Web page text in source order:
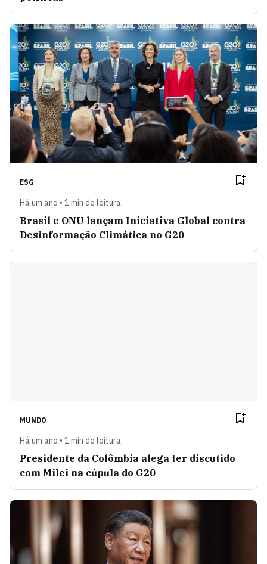
ESG
Há um ano • 1 min de leitura
Brasil e ONU lançam Iniciativa Global contra
Desinformação Climática no G20
MUNDO
Há um ano • 1 min de leitura
Presidente da Colômbia alega ter discutido
com Milei na cúpula do G20